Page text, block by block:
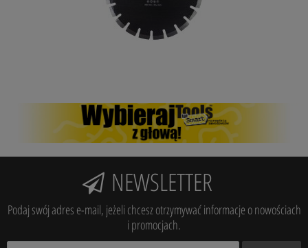
NEWSLETTER
Podaj swój adres e-mail, jeżeli chcesz otrzymywać informacje o nowościach
i promocjach.